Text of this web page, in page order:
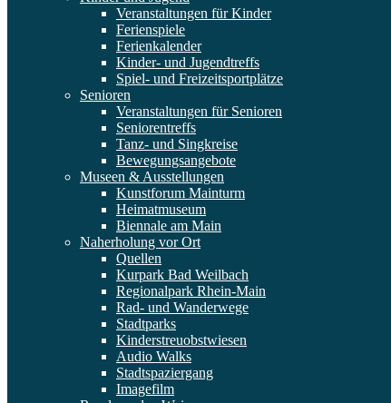
Veranstaltungen für Kinder
Ferienspiele
Ferienkalender
Kinder- und Jugendtreffs
Spiel- und Freizeitsportplätze
Senioren
Veranstaltungen für Senioren
Seniorentreffs
Tanz- und Singkreise
Bewegungsangebote
Museen & Ausstellungen
Kunstforum Mainturm
Heimatmuseum
Biennale am Main
Naherholung vor Ort
Quellen
Kurpark Bad Weilbach
Regionalpark Rhein-Main
Rad- und Wanderwege
Stadtparks
Kinderstreuobstwiesen
Audio Walks
Stadtspaziergang
Imagefilm